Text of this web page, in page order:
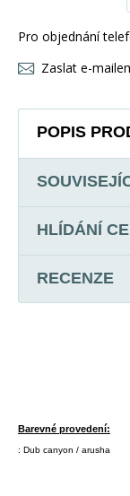
Pro objednání
Zaslat e-
POPIS
HLÍDÁNÍ
RECENZE
Barevné provedení:
: Dub canyon / arusha